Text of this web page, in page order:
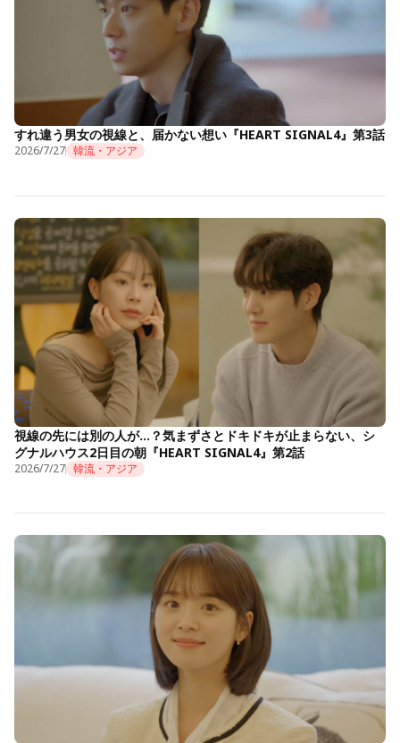
すれ違う男女の視線と、届かない想い『HEART SIGNAL4』第3話
2026/7/27 韓流・アジア
視線の先には別の人が…？気まずさとドキドキが止まらない、シ
グナルハウス2日目の朝『HEART SIGNAL4』第2話
2026/7/27 韓流・アジア